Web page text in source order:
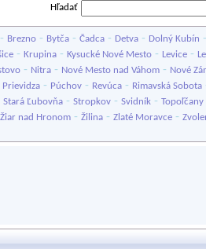
Hľadať
- Brezno - Bytča - Čadca - Detva - Dolný Kubín -
- Krupina - Kysucké Nové Mesto - Levice -
- Nitra - Nové Mesto nad Váhom - Nové
Prievidza - Púchov - Revúca - Rimavská Sobota
Stará Ľubovňa - Stropkov - Svidník - Topoľčany
Žiar nad Hronom - Žilina - Zlaté Moravce -